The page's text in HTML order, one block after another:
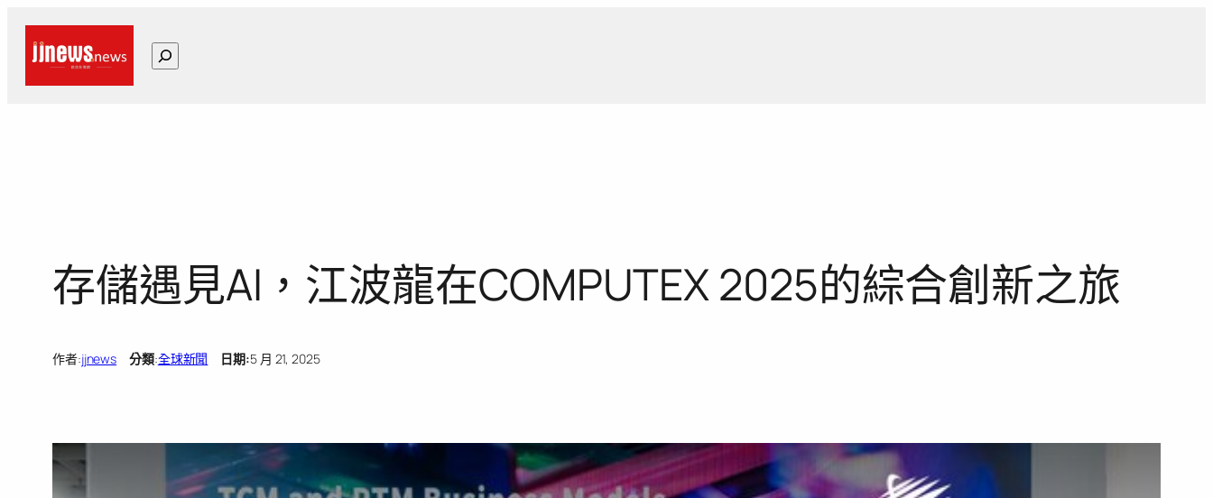
跳
搜
存儲遇見AI，江波龍在COMPUTEX 2025的綜合創新之旅
作者:jjnews 分類:全球新聞 日期:5 月 21, 2025